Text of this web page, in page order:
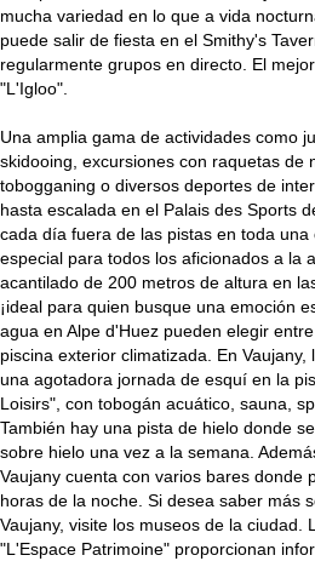
mucha variedad en lo que a vida
puede salir de fiesta en el Smithy's
regularmente grupos en directo. El
"L'Igloo".
Una amplia gama de actividades como
skidooing, excursiones con raquetas de
tobogganing o diversos deportes de
hasta escalada en el Palais des Sports
cada día fuera de las pistas en toda
especial para todos los aficionados a la
acantilado de 200 metros de altura en
¡ideal para quien busque una emoción
agua en Alpe d'Huez pueden elegir
piscina exterior climatizada. En
una agotadora jornada de esquí en la
Loisirs", con tobogán acuático, sauna,
También hay una pista de hielo donde
sobre hielo una vez a la semana.
Vaujany cuenta con varios bares donde
horas de la noche. Si desea saber más
Vaujany, visite los museos de la ciudad.
"L'Espace Patrimoine" proporcionan